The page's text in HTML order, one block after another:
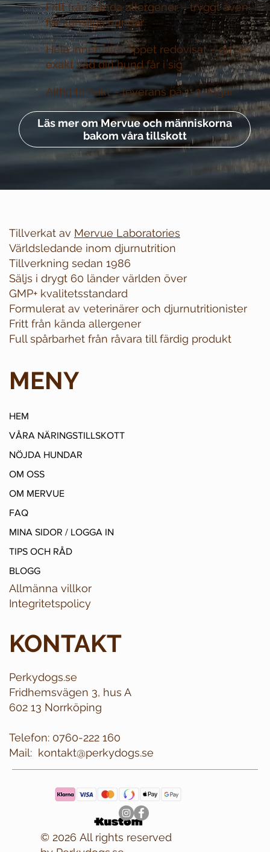
Läs mer om Mervue och människorna
bakom våra tillskott
Fritt från kända allergener –tryggt även
för känsliga hundar
Hela innehållet öppet redovisat –du ser
exakt vad din hund får i sig
Alltid fri frakt –leverans på 1–3 dagar
Tillverkat av Mervue Laboratories
Världsledande inom djurnutrition
Tillverkning sedan 1986
Säljs i drygt 60 länder världen över
GMP+ kvalitetsstandard
Formulerat av veterinärer och djurnutritionister
Fritt från kända allergener
Full spårbarhet från råvara till färdig produkt
MENY
HEM
VÅRA NÄRINGSTILLSKOTT
NÖJDA HUNDAR
OM OSS
OM MERVUE
FAQ
MINA SIDOR / LOGGA IN
TIPS OCH RÅD
BLOGG
Allmänna villkor
Integritetspolicy
KONTAKT
Perkydogs.se
Fridhemsvägen 3, hus A
602 13 Norrköping
Telefon: 0760-222 160
kontakt@perkydogs.se
Mail:
© 2026 All rights reserved